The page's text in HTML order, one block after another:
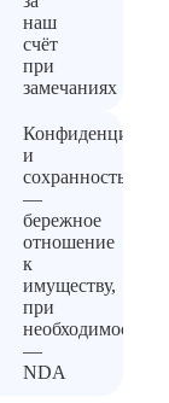
наш
счёт
при
замечаниях
и
сохранность
—
бережное
отношение
к
имуществу,
при
необходимости
—
NDA